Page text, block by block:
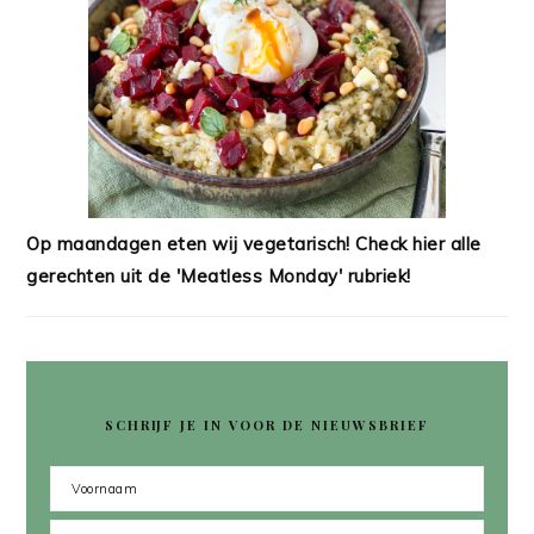
Op maandagen eten wij vegetarisch! Check hier alle
gerechten uit de 'Meatless Monday' rubriek!
SCHRIJF JE IN VOOR DE NIEUWSBRIEF